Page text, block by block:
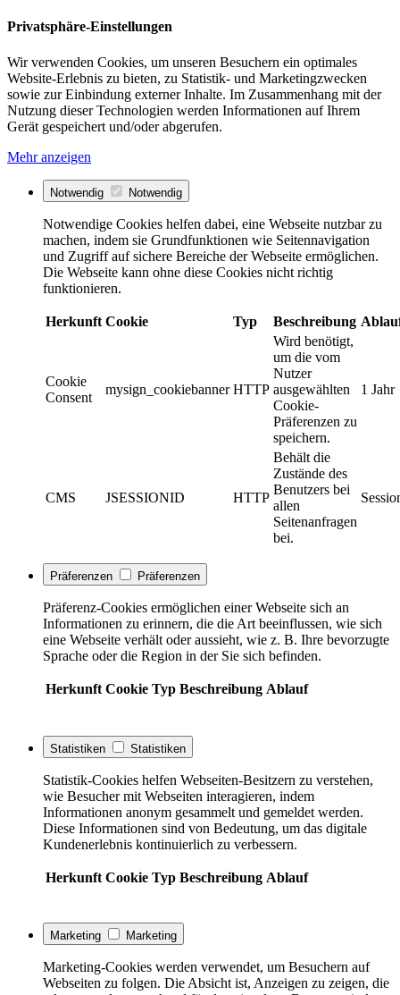
Privatsphäre-Einstellungen
Wir verwenden Cookies, um unseren Besuchern ein optimales
Website-Erlebnis zu bieten, zu Statistik- und Marketingzwecken
sowie zur Einbindung externer Inhalte. Im Zusammenhang mit der
Nutzung dieser Technologien werden Informationen auf Ihrem
Gerät gespeichert und/oder abgerufen.
Mehr anzeigen
Notwendig Notwendig
Notwendige Cookies helfen dabei, eine Webseite nutzbar zu
machen, indem sie Grundfunktionen wie Seitennavigation
und Zugriff auf sichere Bereiche der Webseite ermöglichen.
Die Webseite kann ohne diese Cookies nicht richtig
funktionieren.
Herkunft Cookie Typ Beschreibung
Cookie
Consent
mysign_cookiebanner HTTP
Wird benötigt,
um die vom
Nutzer
ausgewählten
Cookie-
Präferenzen zu
speichern.
1 Jahr
CMS JSESSIONID HTTP
Behält die
Zustände des
Benutzers bei
allen
Seitenanfragen
bei.
Präferenzen Präferenzen
Präferenz-Cookies ermöglichen einer Webseite sich an
Informationen zu erinnern, die die Art beeinflussen, wie sich
eine Webseite verhält oder aussieht, wie z. B. Ihre bevorzugte
Sprache oder die Region in der Sie sich befinden.
Herkunft Cookie Typ Beschreibung Ablauf
Statistiken Statistiken
Statistik-Cookies helfen Webseiten-Besitzern zu verstehen,
wie Besucher mit Webseiten interagieren, indem
Informationen anonym gesammelt und gemeldet werden.
Diese Informationen sind von Bedeutung, um das digitale
Kundenerlebnis kontinuierlich zu verbessern.
Herkunft Cookie Typ Beschreibung Ablauf
Marketing Marketing
Marketing-Cookies werden verwendet, um Besuchern auf
Webseiten zu folgen. Die Absicht ist, Anzeigen zu zeigen, die